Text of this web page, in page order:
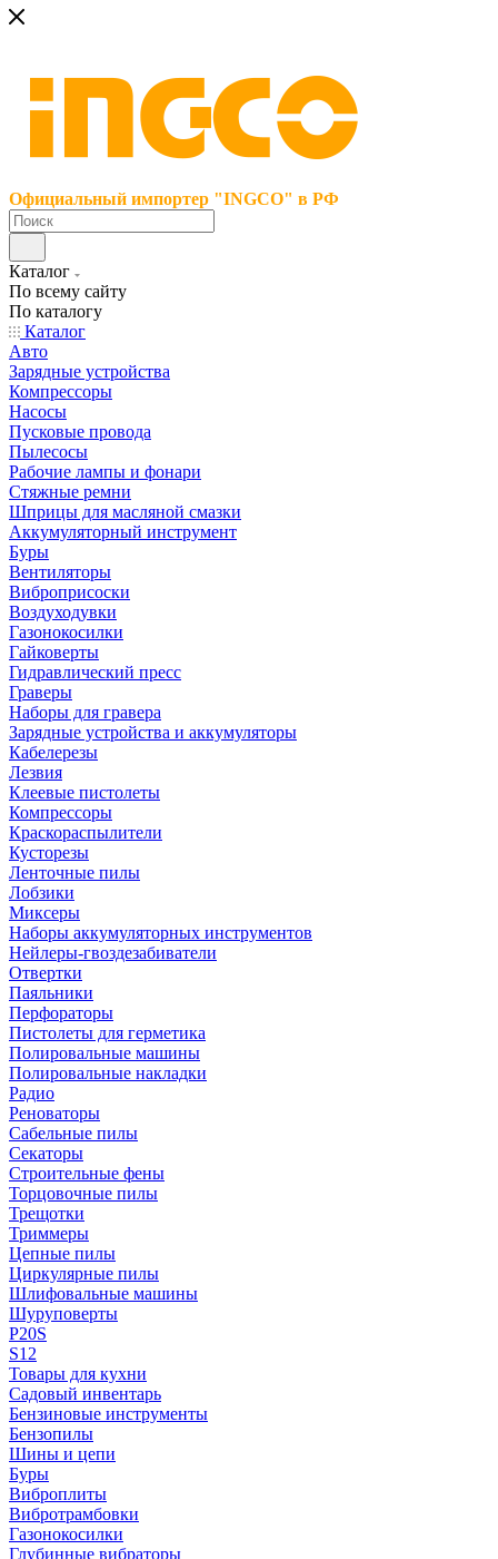
Официальный импортер "INGCO" в РФ
Каталог
По всему сайту
По каталогу
Каталог
Авто
Зарядные устройства
Компрессоры
Насосы
Пусковые провода
Пылесосы
Рабочие лампы и фонари
Стяжные ремни
Шприцы для масляной смазки
Аккумуляторный инструмент
Буры
Вентиляторы
Виброприсоски
Воздуходувки
Газонокосилки
Гайковерты
Гидравлический пресс
Граверы
Наборы для гравера
Зарядные устройства и аккумуляторы
Кабелерезы
Лезвия
Клеевые пистолеты
Компрессоры
Краскораспылители
Кусторезы
Ленточные пилы
Лобзики
Миксеры
Наборы аккумуляторных инструментов
Нейлеры-гвоздезабиватели
Отвертки
Паяльники
Перфораторы
Пистолеты для герметика
Полировальные машины
Полировальные накладки
Радио
Реноваторы
Сабельные пилы
Секаторы
Строительные фены
Торцовочные пилы
Трещотки
Триммеры
Цепные пилы
Циркулярные пилы
Шлифовальные машины
Шуруповерты
P20S
S12
Товары для кухни
Садовый инвентарь
Бензиновые инструменты
Бензопилы
Шины и цепи
Буры
Виброплиты
Вибротрамбовки
Газонокосилки
Глубинные вибраторы